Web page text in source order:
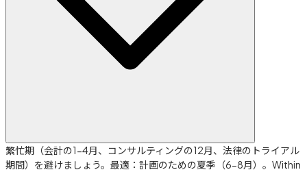
繁忙期（会計の1-4月、コンサルティングの12月、法律のトライアル
期間）を避けましょう。最適：計画のための夏季（6-8月）。Within